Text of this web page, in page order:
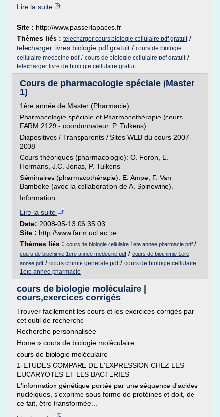
Lire la suite
Site : http://www.passerlapaces.fr
Thèmes liés : telecharger cours biologie cellulaire pdf gratuit/
telecharger livres biologie pdf gratuit / cours de biologie
cellulaire medecine pdf/ cours de biologie cellulaire pdf gratuit/
telecharger livre de biologie cellulaire gratuit
Cours de pharmacologie spéciale (Master
1)
1ère année de Master (Pharmacie)
Pharmacologie spéciale et Pharmacothérapie (cours
FARM 2129 - coordonnateur: P. Tulkens)
Diapositives / Transparents / Sites WEB du cours 2007-
2008
Cours théoriques (pharmacologie): O. Feron, E.
Hermans, J.C. Jonas, P. Tulkens
Séminaires (pharmacothérapie): E. Ampe, F. Van
Bambeke (avec la collaboration de A. Spinewine).
Information ...
Lire la suite
Date: 2008-05-13 06:35:03
Site : http://www.farm.ucl.ac.be
Thèmes liés : cours de biologie cellulaire 1ere annee pharmacie pdf /
cours de biochimie 1ere annee medecine pdf / cours de biochimie 1ere
annee pdf / cours chimie generale pdf/ cours de biologie cellulaire
1ere annee pharmacie
cours de biologie moléculaire |
cours,exercices corrigés
Trouver facilement les cours et les exercices corrigés par
cet outil de recherche
Recherche personnalisée
Home » cours de biologie moléculaire
cours de biologie moléculaire
1-ETUDES COMPARE DE L'EXPRESSION CHEZ LES
EUCARYOTES ET LES BACTERIES
L'information génétique portée par une séquence d'acides
nucléiques, s'exprime sous forme de protéines et doit, de
ce fait, être transformée...